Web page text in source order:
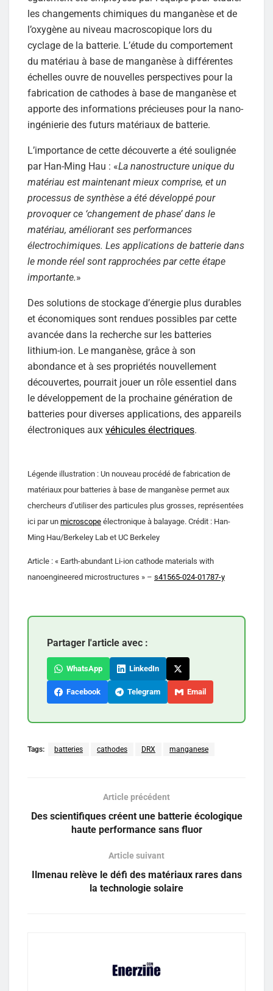
les changements chimiques du manganèse et de
l’oxygène au niveau macroscopique lors du
cyclage de la batterie. L’étude du comportement
du matériau à base de manganèse à différentes
échelles ouvre de nouvelles perspectives pour la
fabrication de cathodes à base de manganèse et
apporte des informations précieuses pour la nano-
ingénierie des futurs matériaux de batterie.
L’importance de cette découverte a été soulignée
par Han-Ming Hau : «La nanostructure unique du
matériau est maintenant mieux comprise, et un
processus de synthèse a été développé pour
provoquer ce ‘changement de phase’ dans le
matériau, améliorant ses performances
électrochimiques. Les applications de batterie dans
le monde réel sont rapprochées par cette étape
importante.»
Des solutions de stockage d’énergie plus durables
et économiques sont rendues possibles par cette
avancée dans la recherche sur les batteries
lithium-ion. Le manganèse, grâce à son
abondance et à ses propriétés nouvellement
découvertes, pourrait jouer un rôle essentiel dans
le développement de la prochaine génération de
batteries pour diverses applications, des appareils
électroniques aux véhicules électriques.
Légende illustration : Un nouveau procédé de fabrication de
matériaux pour batteries à base de manganèse permet aux
chercheurs d’utiliser des particules plus grosses, représentées
ici par un microscope électronique à balayage. Crédit : Han-
Ming Hau/Berkeley Lab et UC Berkeley
Article : « Earth-abundant Li-ion cathode materials with
nanoengineered microstructures » – s41565-024-01787-y
Partager l'article avec :
WhatsApp LinkedIn
Facebook Telegram Email
Tags: batteries cathodes DRX manganese
Article précédent
Des scientifiques créent une batterie écologique
haute performance sans fluor
Article suivant
Ilmenau relève le défi des matériaux rares dans
la technologie solaire